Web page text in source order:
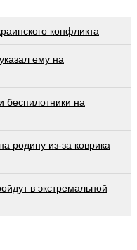
конфликта
ему на
беспилотники на
родину из-за коврика
в экстремальной